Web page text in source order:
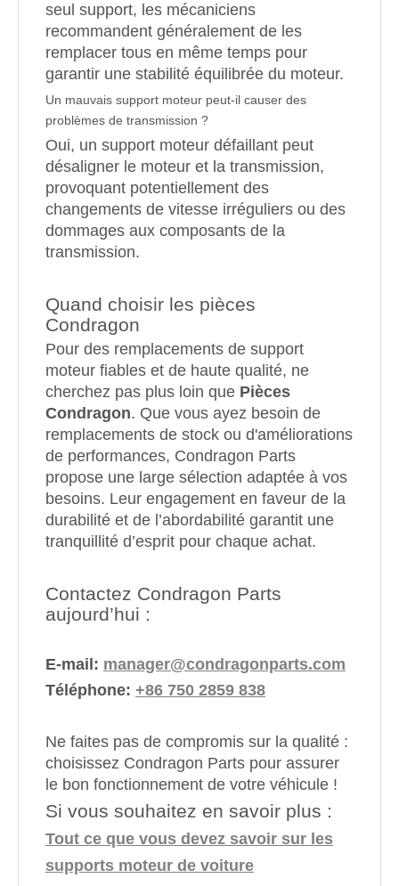
seul support, les mécaniciens
recommandent généralement de les
remplacer tous en même temps pour
garantir une stabilité équilibrée du moteur.
Un mauvais support moteur peut-il causer des
problèmes de transmission ?
Oui, un support moteur défaillant peut
désaligner le moteur et la transmission,
provoquant potentiellement des
changements de vitesse irréguliers ou des
dommages aux composants de la
transmission.
Quand choisir les pièces
Condragon
Pour des remplacements de support
moteur fiables et de haute qualité, ne
cherchez pas plus loin que Pièces
Condragon. Que vous ayez besoin de
remplacements de stock ou d'améliorations
de performances, Condragon Parts
propose une large sélection adaptée à vos
besoins. Leur engagement en faveur de la
durabilité et de l’abordabilité garantit une
tranquillité d’esprit pour chaque achat.
Contactez Condragon Parts
aujourd’hui :
E-mail: manager@condragonparts.com
Téléphone: +86 750 2859 838
Ne faites pas de compromis sur la qualité :
choisissez Condragon Parts pour assurer
le bon fonctionnement de votre véhicule !
Si vous souhaitez en savoir plus :
Tout ce que vous devez savoir sur les
supports moteur de voiture